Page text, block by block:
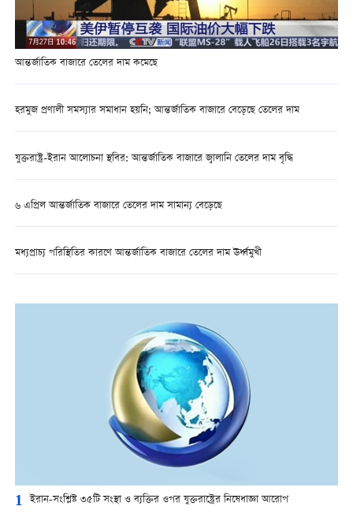
আন্তর্জাতিক বাজারে তেলের দাম কমেছে
হরমুজ প্রণালী সমস্যার সমাধান হয়নি; আন্তর্জাতিক বাজারে বেড়েছে তেলের দাম
যুক্তরাষ্ট্র-ইরান আলোচনা স্থবির: আন্তর্জাতিক বাজারে জ্বালানি তেলের দাম বৃদ্ধি
৬ এপ্রিল আন্তর্জাতিক বাজারে তেলের দাম সামান্য বেড়েছে
মধ্যপ্রাচ্য পরিস্থিতির কারণে আন্তর্জাতিক বাজারে তেলের দাম ঊর্ধ্বমুখী
1 ইরান-সংশ্লিষ্ট ৩৫টি সংস্থা ও ব্যক্তির ওপর যুক্তরাষ্ট্রের নিষেধাজ্ঞা আরোপ